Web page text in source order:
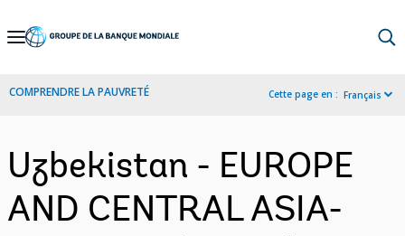
Skip
Navigation
COMPRENDRE LA PAUVRETÉ Cette page en : Français
Uzbekistan - EUROPE
AND CENTRAL ASIA-